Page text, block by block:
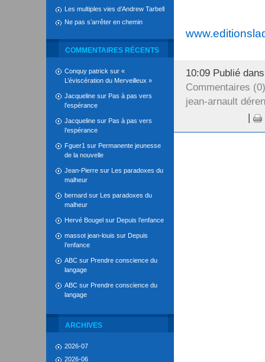
Les multiples vies d’Andrew Tarbell
Ne pas s’arrêter en chemin
COMMENTAIRES RÉCENTS
Conquy patrick sur «
L’éviscération du Merveilleux »
Jacqueline sur Pas à pas vers
l’espérance
Jacqueline sur Pas à pas vers
l’espérance
Fguer1 sur Permanente jeunesse
de la nouvelle
Jean-Pierre sur Les paradoxes du
malheur
bernard sur Les paradoxes du
malheur
Hervé Bougel sur Depuis l’enfance
massot jean-louis sur Depuis
l’enfance
ABC sur Prendre conscience du
langage
ABC sur Prendre conscience du
langage
ARCHIVES
2026-07
2026-06
10:09 Publié
Commentaires (0)
jean-arnault
|